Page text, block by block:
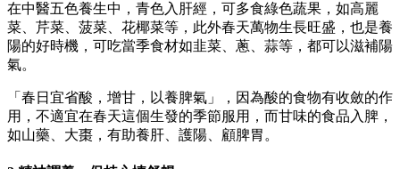
在中醫五色養生中，青色入肝經，可多食綠色蔬果，如高麗
菜、芹菜、菠菜、花椰菜等，此外春天萬物生長旺盛，也是養
陽的好時機，可吃當季食材如韭菜、蔥、蒜等，都可以滋補陽
氣。
「春日宜省酸，增甘，以養脾氣」，因為酸的食物有收斂的作
用，不適宜在春天這個生發的季節服用，而甘味的食品入脾，
如山藥、大棗，有助養肝、護陽、顧脾胃。